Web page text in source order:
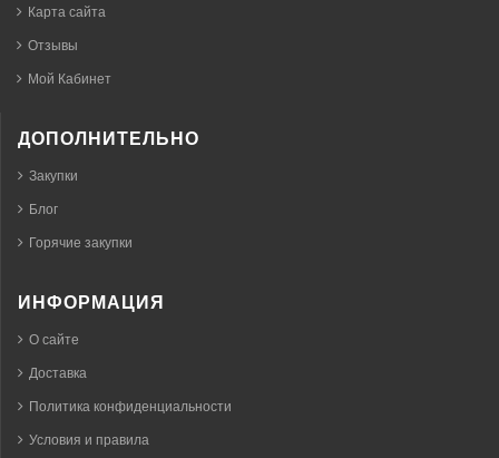
Карта сайта
Отзывы
Мой Кабинет
ДОПОЛНИТЕЛЬНО
Закупки
Блог
Горячие закупки
ИНФОРМАЦИЯ
О сайте
Доставка
Политика конфиденциальности
Условия и правила